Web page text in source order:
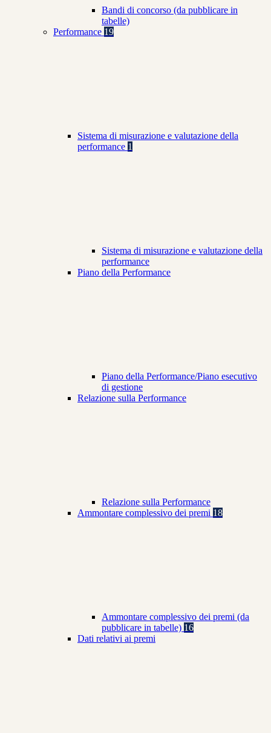
Bandi di concorso (da pubblicare in
tabelle)
Performance 19
Sistema di misurazione e valutazione della
performance 1
Sistema di misurazione e valutazione della
performance
Piano della Performance
Piano della Performance/Piano esecutivo
di gestione
Relazione sulla Performance
Relazione sulla Performance
Ammontare complessivo dei premi 18
Ammontare complessivo dei premi (da
pubblicare in tabelle) 16
Dati relativi ai premi